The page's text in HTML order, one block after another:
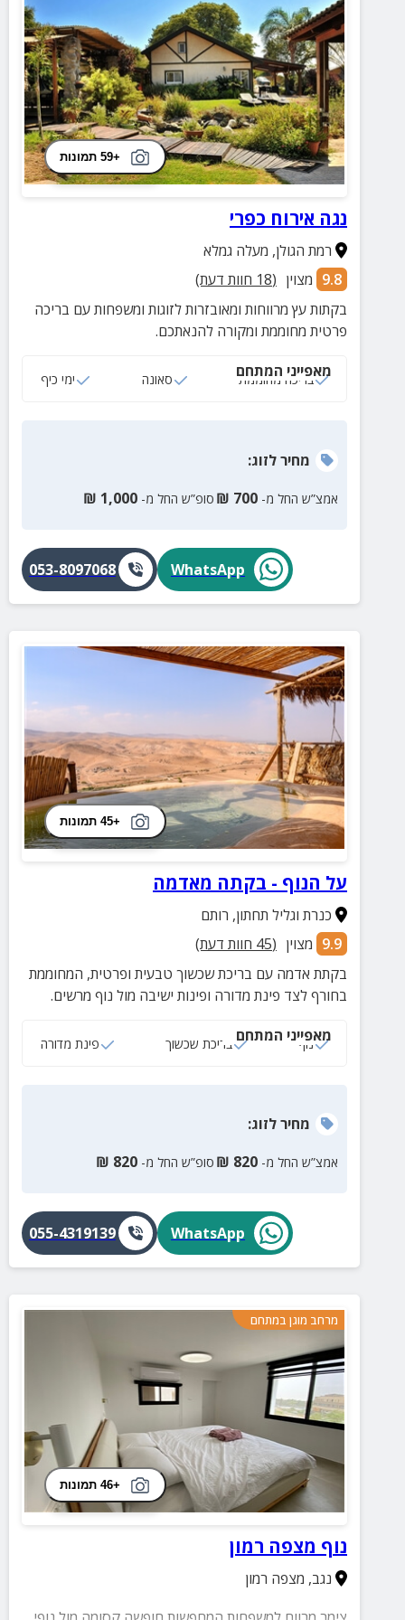
+59 תמונות
נגה אירוח כפרי
רמת הגולן, מעלה גמלא
9.8 מצוין (
18 חוות דעת)
בקתות עץ מרווחות ומאובזרות לזוגות ומשפחות עם בריכה
פרטית מחוממת ומקורה להנאתכם.
מאפייני המתחם
בריכה מחוממת סאונה ימי כיף
מחירלזוג:
אמצ”ש החל מ- 700
₪ סופ”ש החל מ- 1,000
₪
WhatsApp
053-8097068
+45 תמונות
על הנוף - בקתה מאדמה
כנרת וגליל תחתון, רותם
9.9 מצוין (
45 חוות דעת)
בקתת אדמה עם בריכת שכשוך טבעית ופרטית, המחוממת
בחורף לצד פינת מדורה ופינות ישיבה מול נוף מרשים.
מאפייני המתחם
נוף בריכת שכשוך פינת מדורה
מחירלזוג:
אמצ”ש החל מ- 820
₪ סופ”ש החל מ- 820
₪
WhatsApp
055-4319139
מרחב מוגן במתחם
+46 תמונות
נוף מצפה רמון
נגב, מצפה רמון